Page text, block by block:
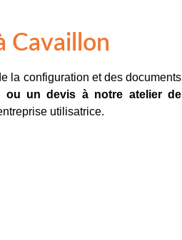
Cavaillon
la configuration et des documents
ou un devis à notre atelier de
utilisatrice.